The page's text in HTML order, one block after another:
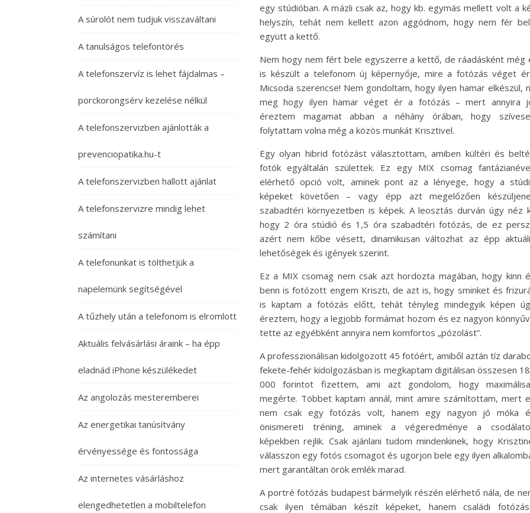
A súrolót nem tudjuk visszaváltani
A tanulságos telefontörés
A telefonszervíz is lehet fájdalmas –
porckorongsérv kezelése nélkül
A telefonszervizben ajánlották a
prevenciopatika.hu-t
A telefonszervizben hallott ajánlat
A telefonszervizre mindig lehet
számítani
A telefonunkat is tölthetjük a
napelemünk segítségével
A tűzhely után a telefonom is elromlott
Aktuális felvásárlási áraink – ha épp
eladnád iPhone készülékedet
Az angolozás mesteremberei
Az energetikai tanúsítvány
érvényessége és fontossága
Az internetes vásárláshoz
elengedhetetlen a mobiltelefon
egy stúdióban. A mázli csak az, hogy kb. egymás mellett volt a
helyszín, tehát nem kellett azon aggódnom, hogy nem fér
együtt a kettő.
Nem hogy nem fért bele egyszerre a kettő, de ráadásként még
is készült a telefonom új képernyője, mire a fotózás véget
Micsoda szerencse! Nem gondoltam, hogy ilyen hamar elkészül,
meg hogy ilyen hamar véget ér a fotózás – mert annyira
éreztem magamat abban a néhány órában, hogy
folytattam volna még a közös munkát Krisztivel.
Egy olyan hibrid fotózást választottam, amiben kültéri és
fotók egyáltalán születtek. Ez egy MIX csomag
elérhető opció volt, aminek pont az a lényege, hogy a
képeket követően – vagy épp azt megelőzően
szabadtéri környezetben is képek. A leosztás durván úgy néz
hogy 2 óra stúdió és 1,5 óra szabadtéri fotózás, de ez
azért nem kőbe vésett, dinamikusan változhat az épp
lehetőségek és igények szerint.
Ez a MIX csomag nem csak azt hordozta magában, hogy kinn
benn is fotózott engem Kriszti, de azt is, hogy sminket és
is kaptam a fotózás előtt, tehát tényleg mindegyik képen
éreztem, hogy a legjobb formámat hozom és ez nagyon
tette az egyébként annyira nem komfortos „pózolást”.
A professzionálisan kidolgozott 45 fotóért, amiből aztán tíz
fekete-fehér kidolgozásban is megkaptam digitálisan összesen
000 forintot fizettem, ami azt gondolom, hogy
megérte. Többet kaptam annál, mint amire számítottam, mert
nem csak egy fotózás volt, hanem egy nagyon jó móka
önismereti tréning, aminek a végeredménye a
képekben rejlik. Csak ajánlani tudom mindenkinek, hogy
válasszon egy fotós csomagot és ugorjon bele egy ilyen
mert garantáltan örök emlék marad.
A portré fotózás budapest bármelyik részén elérhető nála, de
csak ilyen témában készít képeket, hanem családi